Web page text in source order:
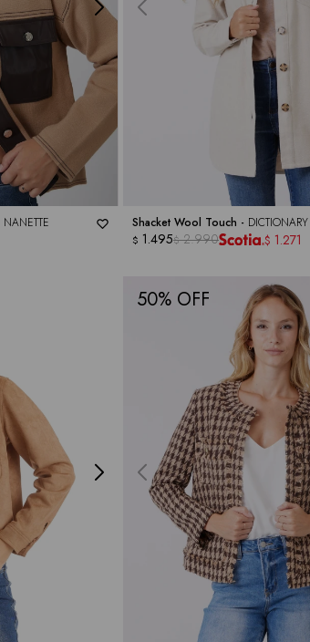
NANETTE Shacket Wool Touch - DICTIONARY
$ 1.495$ 2.990 $ 1.271
50